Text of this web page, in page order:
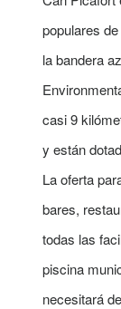
populares
la bandera
casi 9
y están
La oferta
bares,
todas las
piscina
necesitará